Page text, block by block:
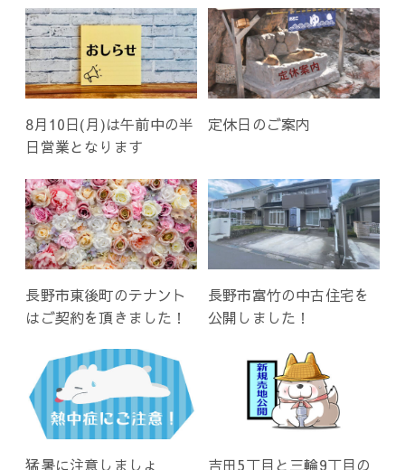
8月10日(月)は午前中の半
日営業となります
定休日のご案内
長野市東後町のテナント
はご契約を頂きました！
長野市富竹の中古住宅を
公開しました！
猛暑に注意しましょ 吉田5丁目と三輪9丁目の